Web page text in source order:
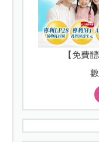
【免費